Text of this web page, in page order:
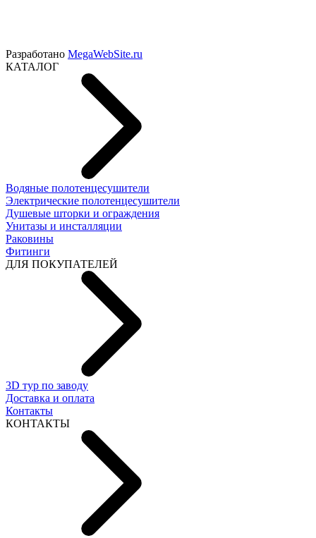
Разработано MegaWebSite.ru
КАТАЛОГ
Водяные полотенцесушители
Электрические полотенцесушители
Душевые шторки и ограждения
Унитазы и инсталляции
Раковины
Фитинги
ДЛЯ ПОКУПАТЕЛЕЙ
3D тур по заводу
Доставка и оплата
Контакты
КОНТАКТЫ